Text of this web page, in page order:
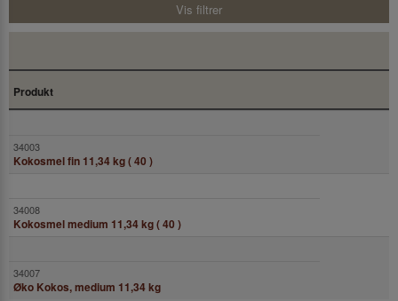
Vis filtrer
Produkt
Kokosmel fin 11,34 kg ( 40 )
Kokosmel medium 11,34 kg ( 40 )
Øko Kokos, medium 11,34 kg